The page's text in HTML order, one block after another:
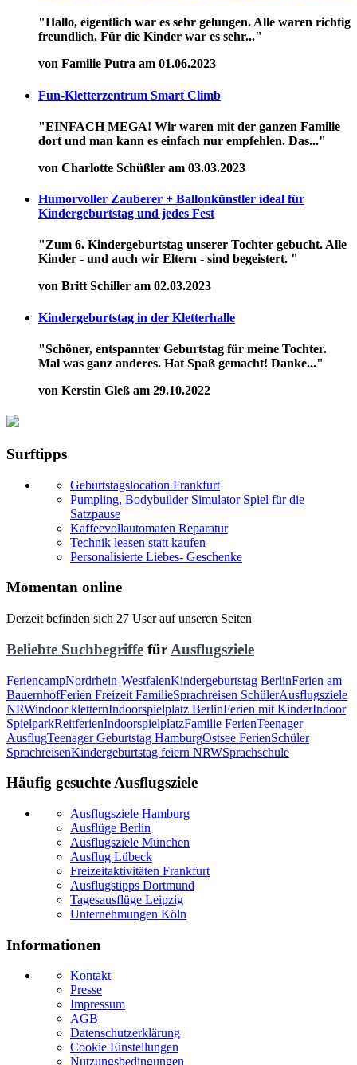
"Hallo, eigentlich war es sehr gelungen. Alle waren richtig
freundlich. Für die Kinder war es sehr..."
von Familie Putra am 01.06.2023
Fun-Kletterzentrum Smart Climb
"EINFACH MEGA! Wir waren mit der ganzen Familie
dort und man kann es einfach nur empfehlen. Das..."
von Charlotte Schüßler am 03.03.2023
Humorvoller Zauberer + Ballonkünstler ideal für
Kindergeburtstag und jedes Fest
"Zum 6. Kindergeburtstag unserer Tochter gebucht. Alle
Kinder - und auch wir Eltern - sind begeistert. "
von Britt Schiller am 02.03.2023
Kindergeburtstag in der Kletterhalle
"Schöner, entspannter Geburtstag für meine Tochter.
Mal was ganz anderes. Hat Spaß gemacht! Danke..."
von Kerstin Gleß am 29.10.2022
Surftipps
Geburtstagslocation Frankfurt
Pumpling, Bodybuilder Simulator Spiel für die
Satzpause
Kaffeevollautomaten Reparatur
Technik leasen statt kaufen
Personalisierte Liebes- Geschenke
Momentan online
Derzeit befinden sich 27 User auf unseren Seiten
Beliebte Suchbegriffe für Ausflugsziele
FeriencampNordrhein-WestfalenKindergeburtstag BerlinFerien am
BauernhofFerien Freizeit FamilieSprachreisen SchülerAusflugsziele
NRWindoor kletternIndoorspielplatz BerlinFerien mit KinderIndoor
SpielparkReitferienIndoorspielplatzFamilie FerienTeenager
AusflugTeenager Geburtstag HamburgOstsee FerienSchüler
SprachreisenKindergeburtstag feiern NRWSprachschule
Häufig gesuchte Ausflugsziele
Ausflugsziele Hamburg
Ausflüge Berlin
Ausflugsziele München
Ausflug Lübeck
Freizeitaktivitäten Frankfurt
Ausflugstipps Dortmund
Tagesausflüge Leipzig
Unternehmungen Köln
Informationen
Kontakt
Presse
Impressum
AGB
Datenschutzerklärung
Cookie Einstellungen
Nutzungsbedingungen